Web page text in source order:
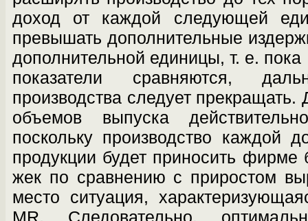
доход от каждой следующей
превышать дополнитель­ные
дополнительной единицы, т. е.
показатели сравняются,
производства следует
объемов выпуска
поскольку производство каждой
продукции будет приносить
жек по сравнению с приростом
место ситуация,
MR. Следова­тельно,